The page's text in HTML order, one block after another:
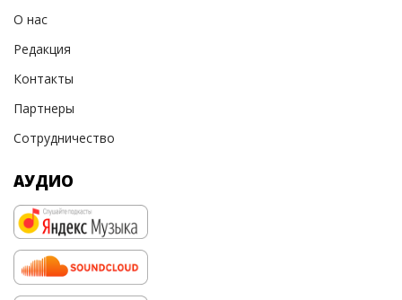
О нас
Редакция
Контакты
Партнеры
Сотрудничество
АУДИО